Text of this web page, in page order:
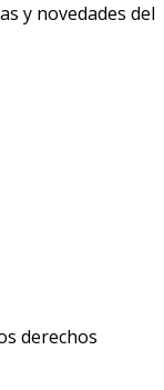
y novedades del
derechos